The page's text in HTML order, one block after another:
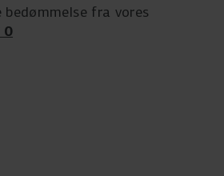
bedømmelse fra vores